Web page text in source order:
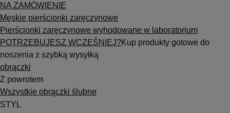
NA ZAMÓWIENIE
Męskie pierścionki zaręczynowe
Pierścionki zaręczynowe wyhodowane w laboratorium
POTRZEBUJESZ WCZEŚNIEJ?Kup produkty gotowe do
noszenia z szybką wysyłką
obrączki
Z powrotem
Wszystkie obrączki ślubne
STYL